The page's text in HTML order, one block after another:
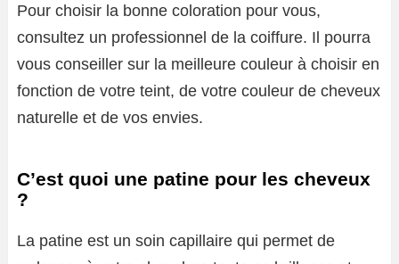
Pour choisir la bonne coloration pour vous,
consultez un professionnel de la coiffure. Il pourra
vous conseiller sur la meilleure couleur à choisir en
fonction de votre teint, de votre couleur de cheveux
naturelle et de vos envies.
C’est quoi une patine pour les cheveux
?
La patine est un soin capillaire qui permet de